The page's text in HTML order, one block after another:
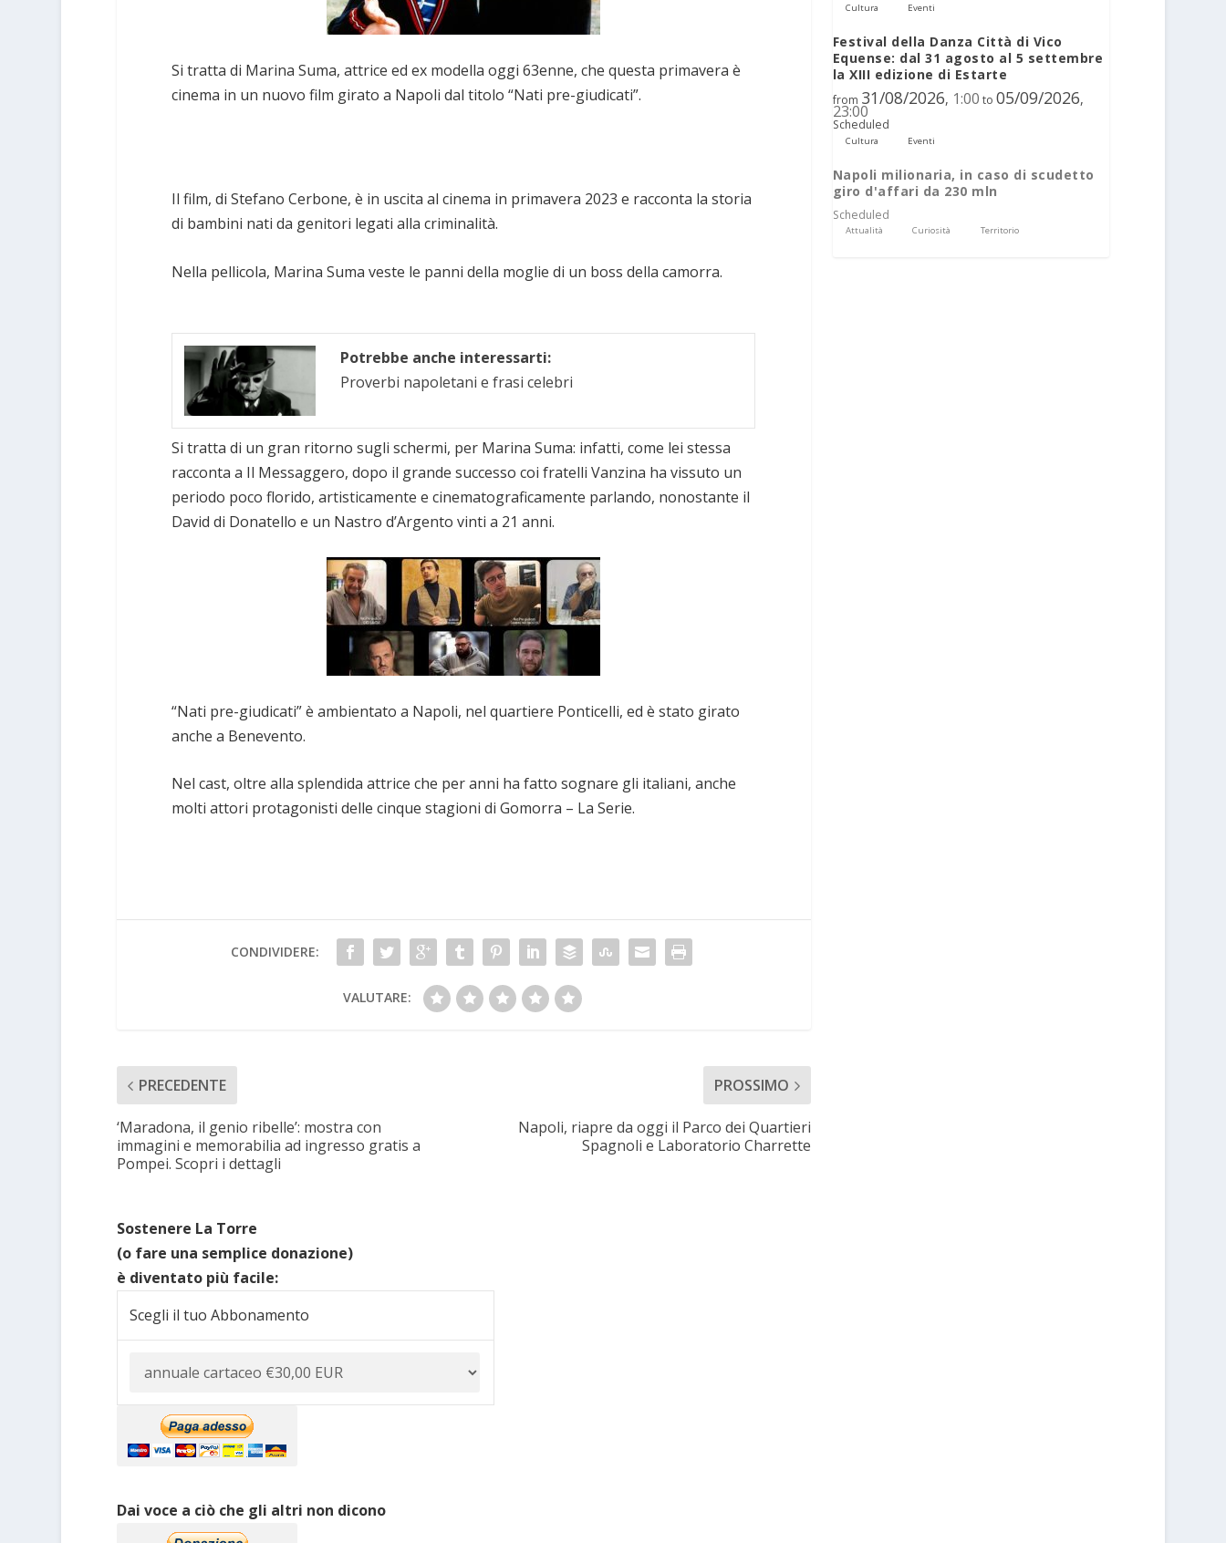
Si tratta di Marina Suma, attrice ed ex modella oggi 63enne, che questa primavera è
cinema in un nuovo film girato a Napoli dal titolo “Nati pre-giudicati”.
Il film, di Stefano Cerbone, è in uscita al cinema in primavera 2023 e racconta la storia
di bambini nati da genitori legati alla criminalità.
Nella pellicola, Marina Suma veste le panni della moglie di un boss della camorra.
Potrebbe anche interessarti:
Proverbi napoletani e frasi celebri
Si tratta di un gran ritorno sugli schermi, per Marina Suma: infatti, come lei stessa
racconta a Il Messaggero, dopo il grande successo coi fratelli Vanzina ha vissuto un
periodo poco florido, artisticamente e cinematograficamente parlando, nonostante il
David di Donatello e un Nastro d’Argento vinti a 21 anni.
“Nati pre-giudicati” è ambientato a Napoli, nel quartiere Ponticelli, ed è stato girato
anche a Benevento.
Nel cast, oltre alla splendida attrice che per anni ha fatto sognare gli italiani, anche
molti attori protagonisti delle cinque stagioni di Gomorra – La Serie.
CONDIVIDERE:
VALUTARE:
PRECEDENTE
‘Maradona, il genio ribelle’: mostra con
immagini e memorabilia ad ingresso gratis a
Pompei. Scopri i dettagli
PROSSIMO
Napoli, riapre da oggi il Parco dei Quartieri
Spagnoli e Laboratorio Charrette
Sostenere La Torre
(o fare una semplice donazione)
è diventato più facile:
Scegli il tuo Abbonamento
Dai voce a ciò che gli altri non dicono
Cultura Eventi
Festival della Danza Città di Vico
Equense: dal 31 agosto al 5 settembre
la XIII edizione di Estarte
from 31/08/2026, 1:00 to 05/09/2026,
23:00
Scheduled
Cultura Eventi
Napoli milionaria, in caso di scudetto
giro d'affari da 230 mln
Scheduled
Attualità Curiosità Territorio